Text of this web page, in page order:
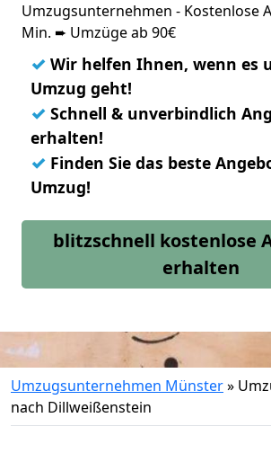
Umzugsunternehmen - Kostenlose
Min. ➨ Umzüge ab 90€
✓ Wir helfen Ihnen, wenn es
Umzug geht!
✓ Schnell & unverbindlich
erhalten!
✓ Finden Sie das beste
Umzug!
blitzschnell kostenlose
erhalten
Umzugsunternehmen Münster»
nach Dillweißenstein